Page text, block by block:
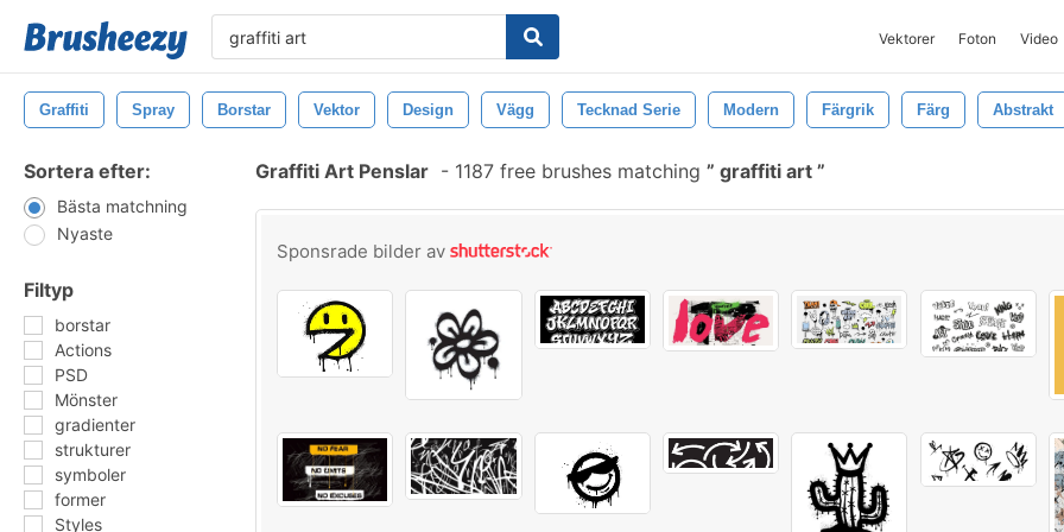
Vektorer Foton Video
Graffiti Spray Borstar Vektor Design Vägg Tecknad Serie Modern Färgrik Färg Abstrakt
Sortera efter:
Bästa matchning
Nyaste
Filtyp
borstar
Actions
PSD
Mönster
gradienter
strukturer
symboler
former
Styles
Graffiti Art Penslar - 1187 free brushes matching graffiti art
Sponsrade bilder av